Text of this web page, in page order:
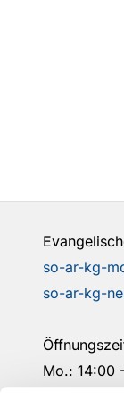
so-ar-kg-
so-ar-kg-
Mo.: 14:00